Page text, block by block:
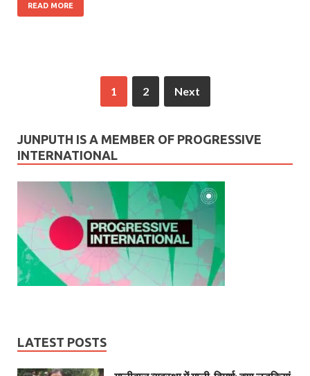
READ MORE
1 2 Next
JUNPUTH IS A MEMBER OF PROGRESSIVE
INTERNATIONAL
LATEST POSTS